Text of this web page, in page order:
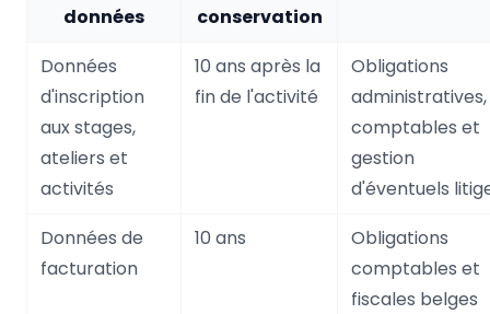
données
conservation
Données
d'inscription
aux stages,
ateliers et
activités
10 ans après la
fin de l'activité
Obligations
administratives,
comptables et
gestion
d'éventuels
Données de
facturation
10 ans
Obligations
comptables et
fiscales belges